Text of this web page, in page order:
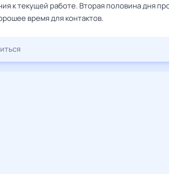
к текущей работе. Вторая половина дня
время для контактов.